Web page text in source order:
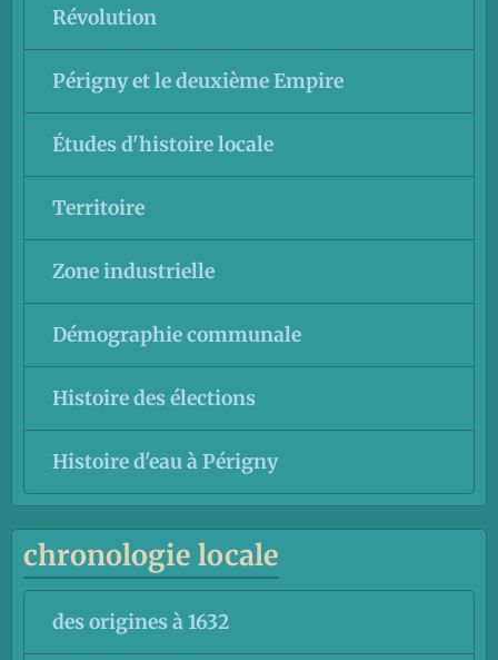
Révolution
Périgny et le deuxième Empire
Études d'histoire locale
Territoire
Zone industrielle
Démographie communale
Histoire des élections
Histoire d'eau à Périgny
chronologie locale
des origines à 1632